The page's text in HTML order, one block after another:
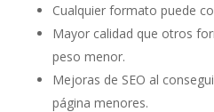
Cualquier formato puede
Mayor calidad que otros
peso menor.
Mejoras de SEO al
página menores.